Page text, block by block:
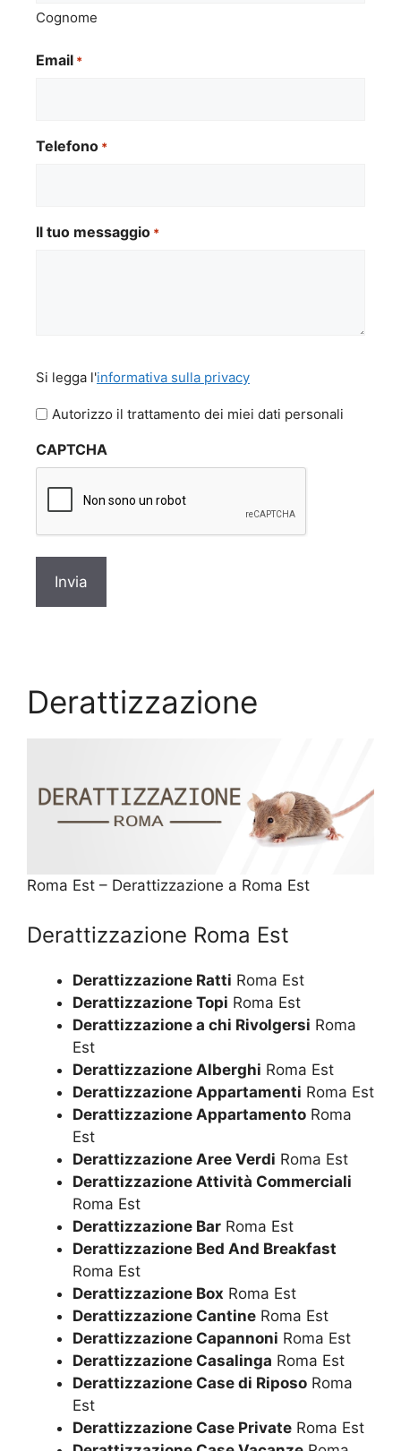
Cognome
Email *
Telefono *
Il tuo messaggio *
legga
l'informativa
privacy
Si legga l'informativa sulla privacy
Autorizzo il trattamento dei miei dati personali
CAPTCHA
Derattizzazione
Roma Est – Derattizzazione a Roma Est
Derattizzazione Roma Est
Derattizzazione Ratti Roma Est
Derattizzazione Topi Roma Est
Derattizzazione a chi Rivolgersi Roma
Est
Derattizzazione Alberghi Roma Est
Derattizzazione Appartamenti Roma Est
Derattizzazione Appartamento Roma
Est
Derattizzazione Aree Verdi Roma Est
Derattizzazione Attività Commerciali
Roma Est
Derattizzazione Bar Roma Est
Derattizzazione Bed And Breakfast
Roma Est
Derattizzazione Box Roma Est
Derattizzazione Cantine Roma Est
Derattizzazione Capannoni Roma Est
Derattizzazione Casalinga Roma Est
Derattizzazione Case di Riposo Roma
Est
Derattizzazione Case Private Roma Est